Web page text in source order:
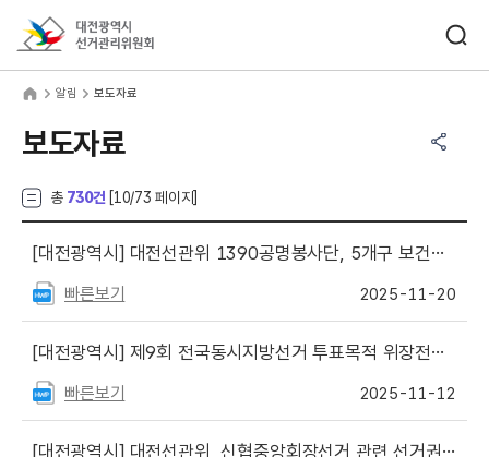
알림 보도자료
보도자료
총 730건 [10/73 페이지]
[대전광역시] 대전선관위 1390공명봉사단, 5개구 보건소에 500만원 상당 후원물품 후원
빠른보기 2025-11-20
[대전광역시] 제9회 전국동시지방선거 투표목적 위장전입 금지
빠른보기 2025-11-12
[대전광역시] 대전선관위, 신협중앙회장선거 관련 선거권자 대상 지지도 여론조사 혐의로 중앙회 임원 등 고발